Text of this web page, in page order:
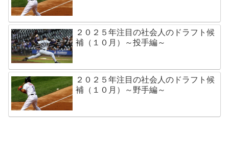
２０２５年注目の社会人のドラフト候
補（１０月）～投手編～
２０２５年注目の社会人のドラフト候
補（１０月）～野手編～